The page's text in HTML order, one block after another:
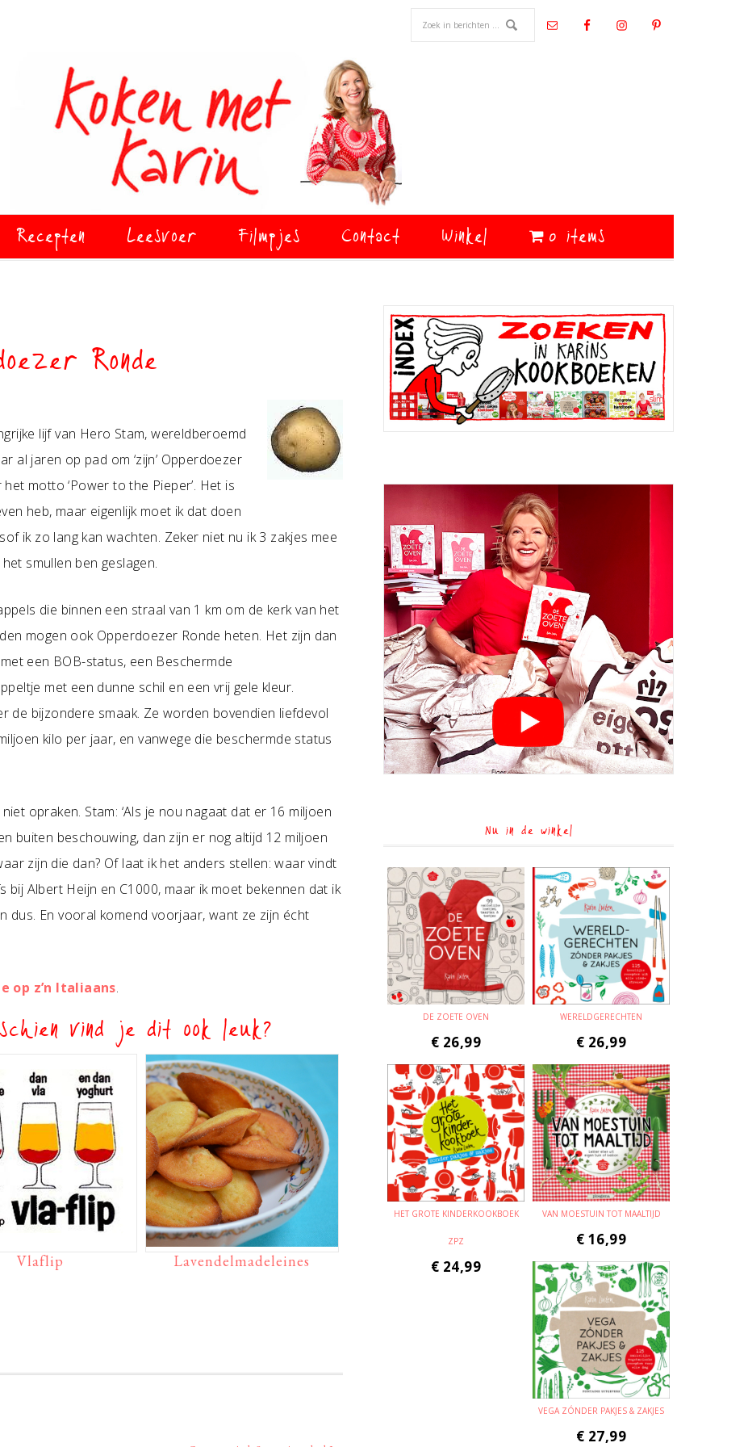
Recepten Leesvoer Filmpjes Contact Winkel 0 items
Ronde
lijf van Hero Stam, wereldberoemd
al jaren op pad om ‘zijn’ Opperdoezer
motto ‘Power to the Pieper’. Het is
heb, maar eigenlijk moet ik dat doen
ik zo lang kan wachten. Zeker niet nu ik 3 zakjes mee
smullen ben geslagen.
die binnen een straal van 1 km om de kerk van het
mogen ook Opperdoezer Ronde heten. Het zijn dan
een BOB-status, een Beschermde
met een dunne schil en een vrij gele kleur.
de bijzondere smaak. Ze worden bovendien liefdevol
kilo per jaar, en vanwege die beschermde status
opraken. Stam: ‘Als je nou nagaat dat er 16 miljoen
buiten beschouwing, dan zijn er nog altijd 12 miljoen
zijn die dan? Of laat ik het anders stellen: waar vindt
bij Albert Heijn en C1000, maar ik moet bekennen dat ik
En vooral komend voorjaar, want ze zijn écht
op z’n Italiaans.
vind je dit ook leuk?
Vlaflip Lavendelmadeleines
Primaire
Sidebar
Nu in de winkel
DE ZOETE OVEN
€ 26,99
WERELDGERECHTEN
€ 26,99
HET GROTE KINDERKOOKBOEK
ZPZ
€ 24,99
VAN MOESTUIN TOT MAALTIJD
€ 16,99
VEGA ZÓNDER PAKJES & ZAKJES
€ 27,99